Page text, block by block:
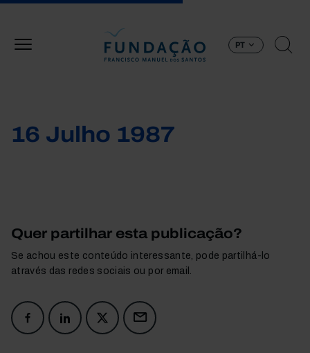
PT
16 Julho 1987
Quer partilhar esta publicação?
Se achou este conteúdo interessante, pode partilhá-lo
através das redes sociais ou por email.